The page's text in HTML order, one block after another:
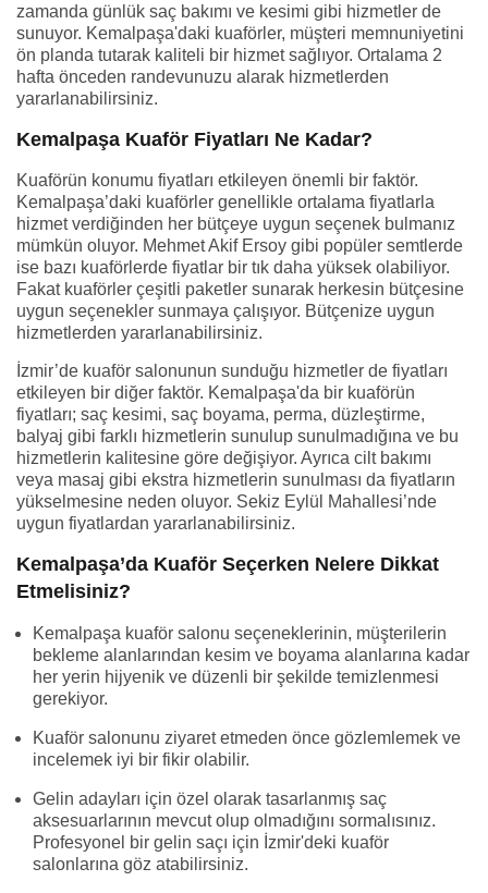
zamanda günlük saç bakımı ve kesimi gibi hizmetler de
sunuyor. Kemalpaşa'daki kuaförler, müşteri memnuniyetini
ön planda tutarak kaliteli bir hizmet sağlıyor. Ortalama 2
hafta önceden randevunuzu alarak hizmetlerden
yararlanabilirsiniz.
Kemalpaşa Kuaför Fiyatları Ne Kadar?
Kuaförün konumu fiyatları etkileyen önemli bir faktör.
Kemalpaşa’daki kuaförler genellikle ortalama fiyatlarla
hizmet verdiğinden her bütçeye uygun seçenek bulmanız
mümkün oluyor. Mehmet Akif Ersoy gibi popüler semtlerde
ise bazı kuaförlerde fiyatlar bir tık daha yüksek olabiliyor.
Fakat kuaförler çeşitli paketler sunarak herkesin bütçesine
uygun seçenekler sunmaya çalışıyor. Bütçenize uygun
hizmetlerden yararlanabilirsiniz.
İzmir’de kuaför salonunun sunduğu hizmetler de fiyatları
etkileyen bir diğer faktör. Kemalpaşa'da bir kuaförün
fiyatları; saç kesimi, saç boyama, perma, düzleştirme,
balyaj gibi farklı hizmetlerin sunulup sunulmadığına ve bu
hizmetlerin kalitesine göre değişiyor. Ayrıca cilt bakımı
veya masaj gibi ekstra hizmetlerin sunulması da fiyatların
yükselmesine neden oluyor. Sekiz Eylül Mahallesi’nde
uygun fiyatlardan yararlanabilirsiniz.
Kemalpaşa’da Kuaför Seçerken Nelere Dikkat
Etmelisiniz?
Kemalpaşa kuaför salonu seçeneklerinin, müşterilerin
bekleme alanlarından kesim ve boyama alanlarına kadar
her yerin hijyenik ve düzenli bir şekilde temizlenmesi
gerekiyor.
Kuaför salonunu ziyaret etmeden önce gözlemlemek ve
incelemek iyi bir fikir olabilir.
Gelin adayları için özel olarak tasarlanmış saç
aksesuarlarının mevcut olup olmadığını sormalısınız.
Profesyonel bir gelin saçı için İzmir'deki kuaför
salonlarına göz atabilirsiniz.